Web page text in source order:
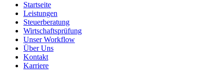
Startseite
Leistungen
Steuerberatung
Wirtschaftsprüfung
Unser Workflow
Über Uns
Kontakt
Karriere